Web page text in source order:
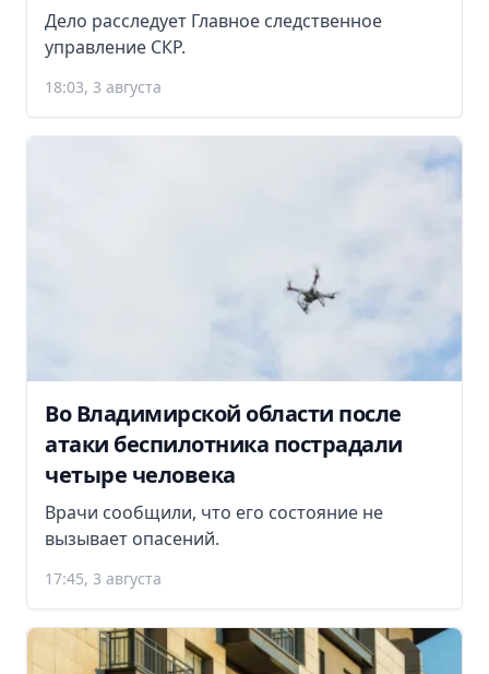
Дело расследует Главное следственное
управление СКР.
18:03, 3 августа
Во Владимирской области после
атаки беспилотника пострадали
четыре человека
Врачи сообщили, что его состояние не
вызывает опасений.
17:45, 3 августа